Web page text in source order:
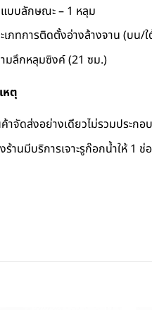
บบลักษณะ – 1 หลุม
เภทการติดตั้งอ่างล้างจาน (บน/
มลึกหลุมซิงค์ (21 ซม.)
หตุ
าจัดส่งอย่างเดียวไม่รวมประกอ
ร้านมีบริการเจาะรูก๊อกน้ำให้ 1 ช่